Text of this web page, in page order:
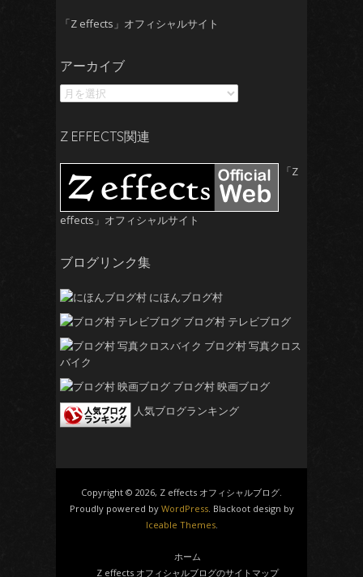
「Z effects」オフィシャルサイト
アーカイブ
ア
ー
カ
ブ
Z EFFECTS関連
「Z
effects」オフィシャルサイト
ブログリンク集
にほんブログ村
ブログ村 テレビブログ
ブログ村 写真クロス
バイク
ブログ村 映画ブログ
人気ブログランキング
Copyright © 2026, Z effects オフィシャルブログ.
Proudly powered by WordPress. Blackoot design by
Iceable Themes.
ホーム
Z effects オフィシャルブログのサイトマップ